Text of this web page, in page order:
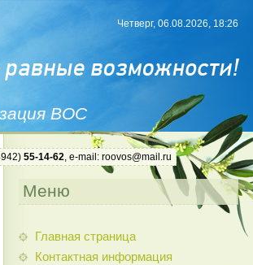
ВОС
Четверг, 06.08.2026, 18:26
55-14-62, e-mail: roovos@mail.ru
Меню
Главная страница
Контактная информация